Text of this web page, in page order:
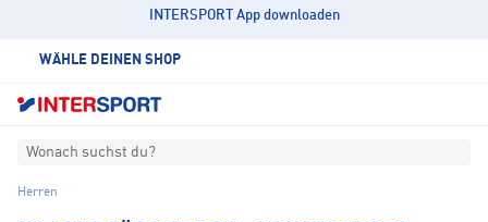
INTERSPORT App downloaden
WÄHLE DEINEN SHOP
Wonach suchst du?
Herren